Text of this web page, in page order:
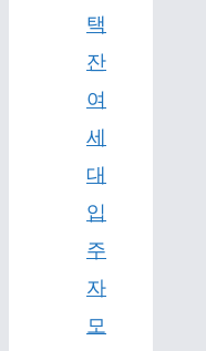
택
잔
여
세
대
입
주
자
모